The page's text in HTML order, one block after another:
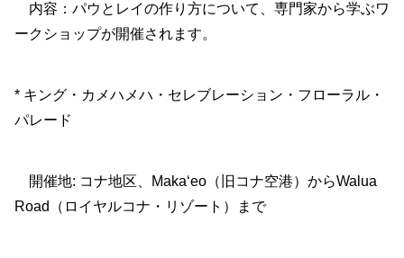
内容：パウとレイの作り方について、専門家から学ぶワ
ークショップが開催されます。
* キング・カメハメハ・セレブレーション・フローラル・
パレード
開催地: コナ地区、Maka‘eo（旧コナ空港）からWalua
Road（ロイヤルコナ・リゾート）まで